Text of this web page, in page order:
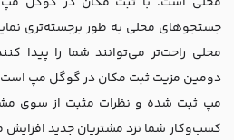
جستجوهای محلی به طور برجسته‌تری
محلی راحت‌تر می‌توانند شما را پیدا
دومین مزیت ثبت مکان در گوگل مپ
مپ ثبت شده و نظرات مثبت از سوی
کسب‌وکار شما نزد مشتریان جدید